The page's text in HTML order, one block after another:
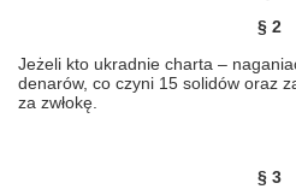
§ 2
Jeżeli kto ukradnie charta –
denarów, co czyni 15 solidów oraz
za zwłokę.
§ 3